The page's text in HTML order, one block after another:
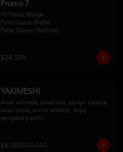
Promo 7
70 Piezas Mixtas
Pollo,Queso (Palta)
Palta, Queso (Salmón)
Kanikama, Queso (Tempura)
Camaron, Queso (Panko)
$28.500
YAKIMESHI
Arroz salteado, zanahoria, zapayo italiana,
salsa ostras, aceite sesamo,  soya,
gengibre y pollo
$6.000$12.000